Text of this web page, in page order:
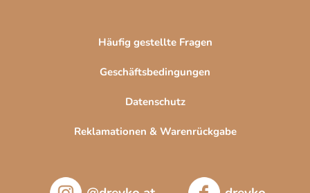
Häufig gestellte Fragen
Geschäftsbedingungen
Datenschutz
Reklamationen & Warenrückgabe